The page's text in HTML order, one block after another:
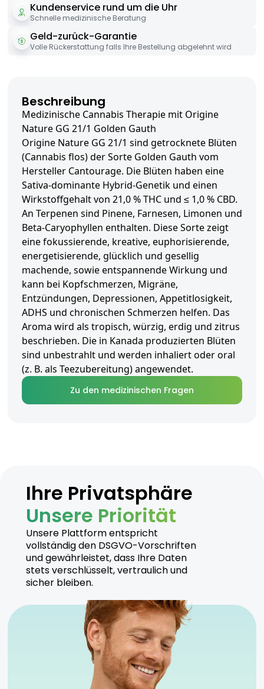
Kundenservice rund um die Uhr
Schnelle medizinische Beratung
Geld-zurück-Garantie
Volle Rückerstattung falls Ihre Bestellung abgelehnt wird
Beschreibung
Medizinische Cannabis Therapie mit Origine
Nature GG 21/1 Golden Gauth
Origine Nature GG 21/1 sind getrocknete Blüten
(Cannabis flos) der Sorte Golden Gauth vom
Hersteller Cantourage. Die Blüten haben eine
Sativa-dominante Hybrid-Genetik und einen
Wirkstoffgehalt von 21,0 % THC und ≤ 1,0 % CBD.
An Terpenen sind Pinene, Farnesen, Limonen und
Beta-Caryophyllen enthalten. Diese Sorte zeigt
eine fokussierende, kreative, euphorisierende,
energetisierende, glücklich und gesellig
machende, sowie entspannende Wirkung und
kann bei Kopfschmerzen, Migräne,
Entzündungen, Depressionen, Appetitlosigkeit,
ADHS und chronischen Schmerzen helfen. Das
Aroma wird als tropisch, würzig, erdig und zitrus
beschrieben. Die in Kanada produzierten Blüten
sind unbestrahlt und werden inhaliert oder oral
(z. B. als Teezubereitung) angewendet.
Zu den medizinischen Fragen
Ihre Privatsphäre
Unsere Priorität
Unsere Plattform entspricht
vollständig den DSGVO-Vorschriften
und gewährleistet, dass Ihre Daten
stets verschlüsselt, vertraulich und
sicher bleiben.